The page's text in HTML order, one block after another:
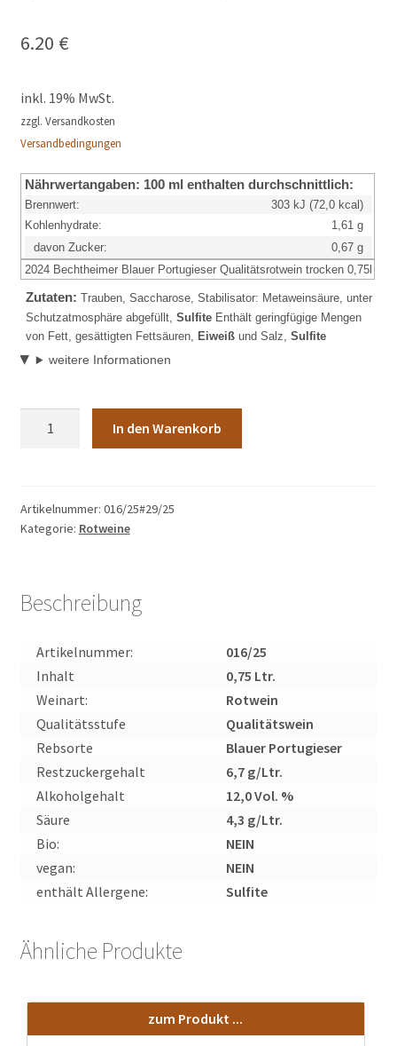
6.20 €
inkl. 19% MwSt.
zzgl. Versandkosten
Versandbedingungen
Nährwertangaben: 100 ml enthalten durchschnittlich:
Brennwert:
303 kJ (72,0 kcal)
Kohlenhydrate:
1,61 g
davon Zucker:
0,67 g
2024 Bechtheimer Blauer Portugieser Qualitätsrotwein trocken 0,75l
Zutaten: Trauben, Saccharose, Stabilisator: Metaweinsäure, unter
Schutzatmosphäre abgefüllt, SulfiteEnthält geringfügige Mengen
von Fett, gesättigten Fettsäuren, Eiweißund Salz, Sulfite
weitere Informationen
Blauer
Portugieser
0,75l
In den Warenkorb
Artikelnummer: 016/25#29/25
Kategorie: Rotweine
Beschreibung
Artikelnummer:
016/25
Inhalt
0,75 Ltr.
Weinart:
Rotwein
Qualitätsstufe
Qualitätswein
Rebsorte
Blauer Portugieser
Restzuckergehalt
6,7 g/Ltr.
Alkoholgehalt
12,0 Vol. %
Säure
4,3 g/Ltr.
Bio:
NEIN
vegan:
NEIN
enthält Allergene:
Sulfite
Ähnliche Produkte
zum Produkt ...